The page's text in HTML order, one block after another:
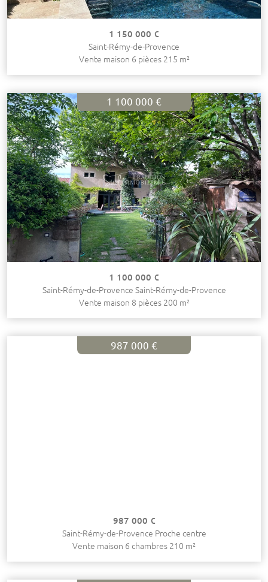
1 150 000 €
Saint-Rémy-de-Provence
Vente maison 6 pièces 215 m²
1 100 000 €
1 100 000 €
Saint-Rémy-de-Provence Saint-Rémy-de-Provence
Vente maison 8 pièces 200 m²
987 000 €
987 000 €
Saint-Rémy-de-Provence Proche centre
Vente maison 6 chambres 210 m²